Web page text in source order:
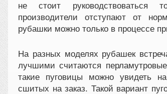
не стоит руководствоваться
производители отступают от
рубашки можно только в процессе
На разных моделях рубашек
лучшими считаются
такие пуговицы можно увидеть
сшитых на заказ. Такой вариант